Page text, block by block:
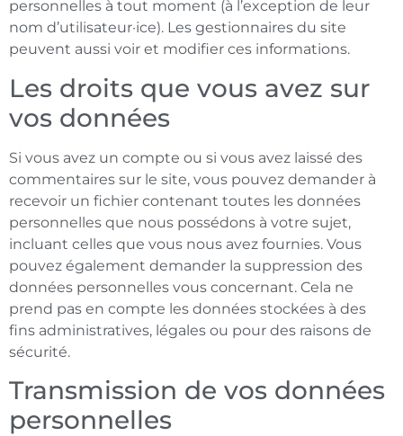
personnelles à tout moment (à l’exception de leur
nom d’utilisateur·ice). Les gestionnaires du site
peuvent aussi voir et modifier ces informations.
Les droits que vous avez sur
vos données
Si vous avez un compte ou si vous avez laissé des
commentaires sur le site, vous pouvez demander à
recevoir un fichier contenant toutes les données
personnelles que nous possédons à votre sujet,
incluant celles que vous nous avez fournies. Vous
pouvez également demander la suppression des
données personnelles vous concernant. Cela ne
prend pas en compte les données stockées à des
fins administratives, légales ou pour des raisons de
sécurité.
Transmission de vos données
personnelles